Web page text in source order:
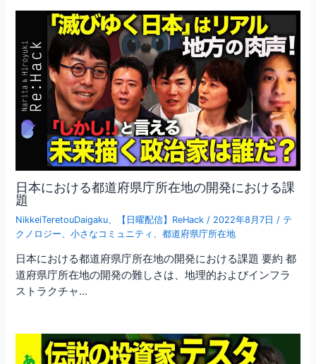
日本における都道府県庁所在地の開発における課
題
NikkeiTeretouDaigaku 【日曜配信】ReHack / 2022年8月7日 / テ
クノロジー 、小さなコミュニティ 、都道府県庁所在地
日本における都道府県庁所在地の開発における課題 要約 都
道府県庁所在地の開発の難しさは、地理的およびインフラ
ストラクチャ…